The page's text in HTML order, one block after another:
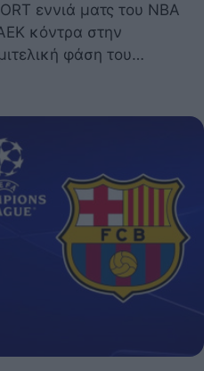
εννιά ματς του NBA
κόντρα στην
φάση του…